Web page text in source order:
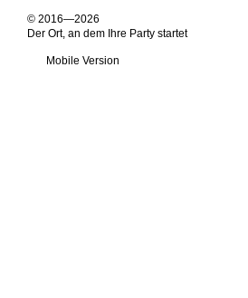
© 2016—2026
Der Ort, an dem Ihre Party startet
Mobile Version